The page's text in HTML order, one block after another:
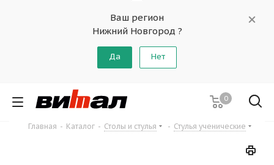
Ваш регион
Нижний Новгород ?
Да Нет
0
Главная - Каталог - Столы и стулья - Стулья ученические